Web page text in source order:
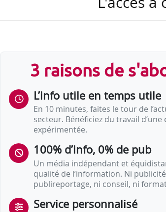
des 854,9M€ contractualisés en 2023.
3 raisons de
L’info utile en temps utile
En 10 minutes, faites le tour de
secteur. Bénéficiez du travail d’une
expérimentée.
100% d’info, 0% de pub
Un média indépendant et
qualité de l’information. Ni
publireportage, ni conseil, ni
Service personnalisé